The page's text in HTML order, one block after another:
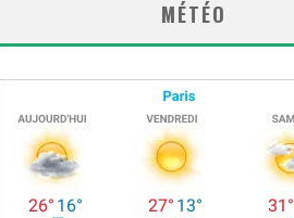
MÉTÉO